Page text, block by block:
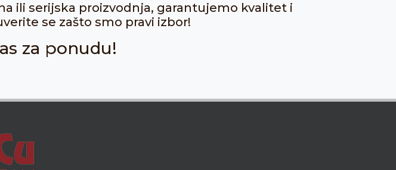
ili serijska proizvodnja, garantujemo kvalitet i
se zašto smo pravi izbor!
za ponudu!